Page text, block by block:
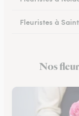
Fleuristes à
Fleuristes à
Nos